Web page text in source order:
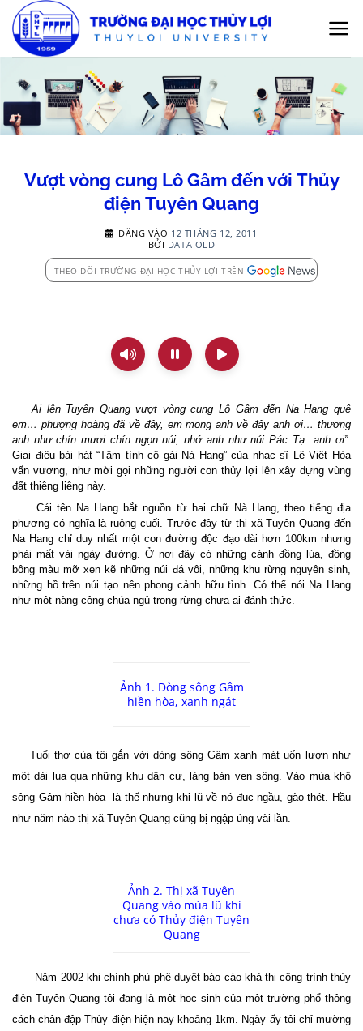
qua
nội
Vượt vòng cung Lô Gâm đến với Thủy
điện Tuyên Quang
ĐĂNG VÀO 12 THÁNG 12, 2011
BỞI DATA OLD
THEO DÕI TRƯỜNG ĐẠI HỌC THỦY LỢI TRÊN
Ai lên Tuyên Quang vượt vòng cung Lô Gâm đến Na Hang quê
em… phượng hoàng đã về đây, em mong anh về đây anh ơi… thương
anh như chín mươi chín ngọn núi, nhớ anh như núi Pác Tạ
anh ơi”.
Giai điệu bài hát “Tâm tình cô gái Nà Hang” của nhạc sĩ Lê Việt Hòa
vấn vương, như mời gọi những người con thủy lợi lên xây dựng vùng
đất thiêng liêng này.
Cái tên Na Hang bắt nguồn từ hai chữ Nà Hang, theo tiếng địa
phương có nghĩa là ruộng cuối. Trước đây từ thị xã Tuyên Quang đến
Na Hang chỉ duy nhất một con đường độc đạo dài hơn 100km nhưng
phải mất vài ngày đường. Ở nơi đây có những cánh đồng lúa, đồng
bông màu mỡ xen kẽ những núi đá vôi, những khu rừng nguyên sinh,
những hồ trên núi tạo nên phong cảnh hữu tình. Có thể nói Na Hang
như một nàng công chúa ngủ trong rừng chưa ai đánh thức.
Ảnh 1. Dòng sông Gâm
hiền hòa, xanh ngát
Tuổi thơ của tôi gắn với dòng sông Gâm xanh mát uốn lượn như
một dải lụa qua những khu dân cư, làng bản ven sông. Vào mùa khô
sông Gâm hiền hòa
là thế nhưng khi lũ về nó đục ngầu, gào thét. Hầu
như năm nào thị xã Tuyên Quang cũng bị ngập úng vài lần.
Ảnh 2. Thị xã Tuyên
Quang vào mùa lũ khi
chưa có Thủy điện Tuyên
Quang
Năm 2002 khi chính phủ phê duyệt báo cáo khả thi công trình thủy
điện Tuyên Quang tôi đang là một học sinh của một trường phổ thông
cách chân đập Thủy điện hiện nay khoảng 1km. Ngày ấy tôi chỉ mường